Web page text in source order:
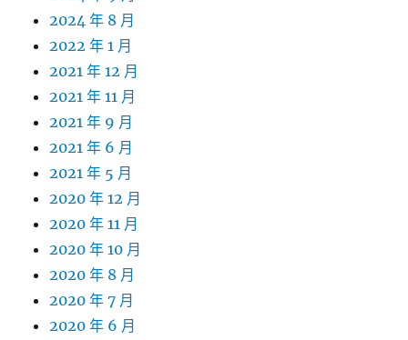
2024 年 8 月
2022 年 1 月
2021 年 12 月
2021 年 11 月
2021 年 9 月
2021 年 6 月
2021 年 5 月
2020 年 12 月
2020 年 11 月
2020 年 10 月
2020 年 8 月
2020 年 7 月
2020 年 6 月